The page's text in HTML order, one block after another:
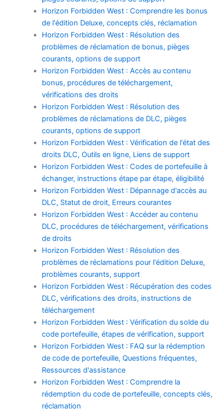
Horizon Forbidden West : Comprendre les bonus
de l'édition Deluxe, concepts clés, réclamation
Horizon Forbidden West : Résolution des
problèmes de réclamation de bonus, pièges
courants, options de support
Horizon Forbidden West : Accès au contenu
bonus, procédures de téléchargement,
vérifications des droits
Horizon Forbidden West : Résolution des
problèmes de réclamations de DLC, pièges
courants, options de support
Horizon Forbidden West : Vérification de l'état des
droits DLC, Outils en ligne, Liens de support
Horizon Forbidden West : Codes de portefeuille à
échanger, instructions étape par étape, éligibilité
Horizon Forbidden West : Dépannage d'accès au
DLC, Statut de droit, Erreurs courantes
Horizon Forbidden West : Accéder au contenu
DLC, procédures de téléchargement, vérifications
de droits
Horizon Forbidden West : Résolution des
problèmes de réclamations pour l'édition Deluxe,
problèmes courants, support
Horizon Forbidden West : Récupération des codes
DLC, vérifications des droits, instructions de
téléchargement
Horizon Forbidden West : Vérification du solde du
code portefeuille, étapes de vérification, support
Horizon Forbidden West : FAQ sur la rédemption
de code de portefeuille, Questions fréquentes,
Ressources d'assistance
Horizon Forbidden West : Comprendre la
rédemption du code de portefeuille, concepts clés,
réclamation